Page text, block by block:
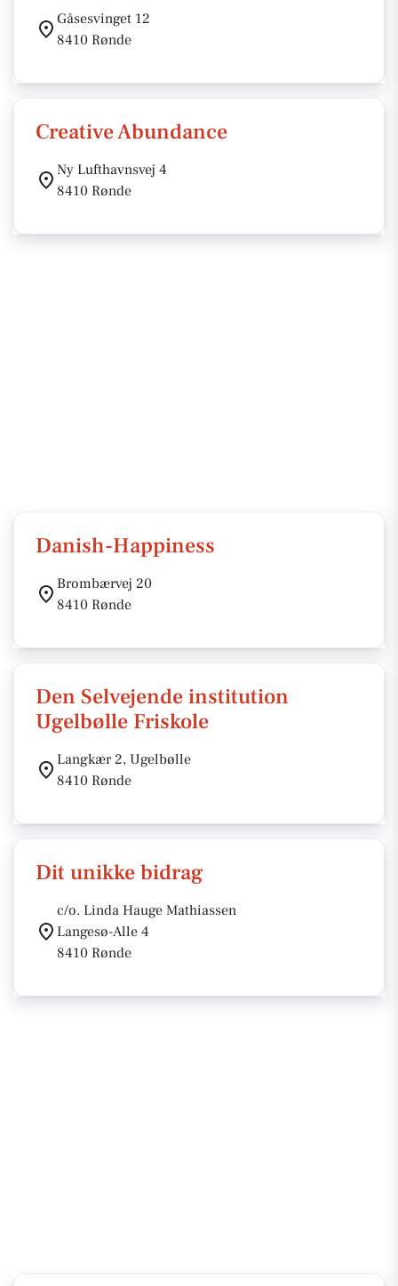
Gåsesvinget 12
8410 Rønde
Creative Abundance
Ny Lufthavnsvej 4
8410 Rønde
Danish-Happiness
Brombærvej 20
8410 Rønde
Den Selvejende institution
Ugelbølle Friskole
Langkær 2, Ugelbølle
8410 Rønde
Dit unikke bidrag
c/o. Linda Hauge Mathiassen
Langesø-Alle 4
8410 Rønde